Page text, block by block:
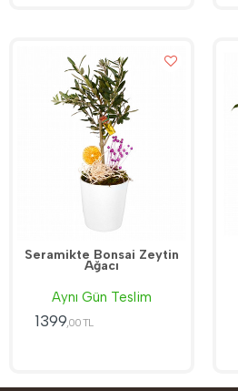
Seramikte Bonsai Zeytin
Ağacı
Aynı Gün Teslim
1399,00 TL